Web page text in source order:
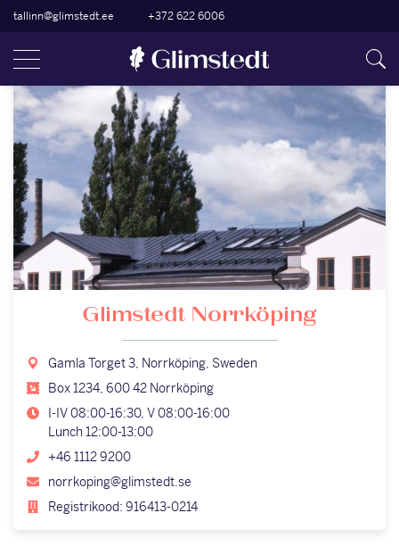
tallinn@glimstedt.ee +372 622 6006
Glimstedt Norrköping
Gamla Torget 3, Norrköping, Sweden
Box 1234, 600 42 Norrköping
I-IV 08:00-16:30, V 08:00-16:00
Lunch 12:00-13:00
+46 1112 9200
norrkoping@glimstedt.se
Registrikood: 916413-0214